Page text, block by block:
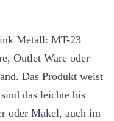
Metall: MT-23
Outlet Ware oder
Das Produkt weist
das leichte bis
oder Makel, auch im